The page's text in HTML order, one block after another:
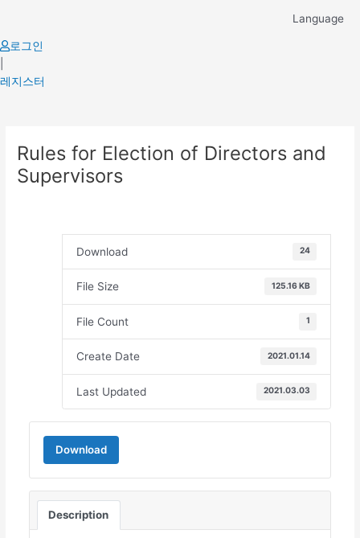
content
Language
로그인
레지스터
Rules for Election of Directors and
Supervisors
Download 24
File Size 125.16 KB
File Count 1
Create Date 2021.01.14
Last Updated 2021.03.03
Download
Description
navigation